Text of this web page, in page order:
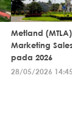
Metland
Marketing
pada 2026
28/05/2026